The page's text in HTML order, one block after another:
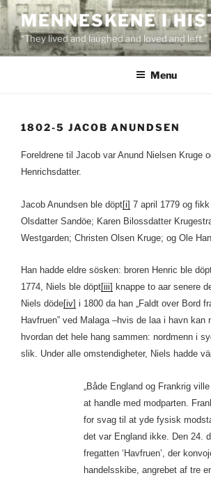
Skip
to
content
MENNESKENE I
“They lived and laughed and loved and left.”
Menu
1802-5 JACOB ANUNDSEN
Foreldrene til Jacob var Anund Nielsen Kruge
Henrichsdatter.
Jacob Anundsen ble döpt[i] 7 april 1779 og
Olsdatter Sandöe; Karen Bilossdatter
Westgarden; Christen Olsen Kruge; og Ole
Han hadde eldre sösken: broren Henric ble
1774, Niels ble döpt[iii] knappe to aar senere
Niels döde[iv] i 1800 da han „Faldt over Bord
Havfruen” ved Malaga –hvis de laa i havn kan
hvordan det hele hang sammen: nordmenn i
slik. Under alle omstendigheter, Niels hadde
„Både England og Frankrig
at handle med modparten.
for svag til at yde fysisk
det var England ikke. Den 24.
fregatten ‘Havfruen’, der
handelsskibe, angrebet af tre